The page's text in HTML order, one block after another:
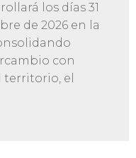
los días 31
de 2026 en la
con
el